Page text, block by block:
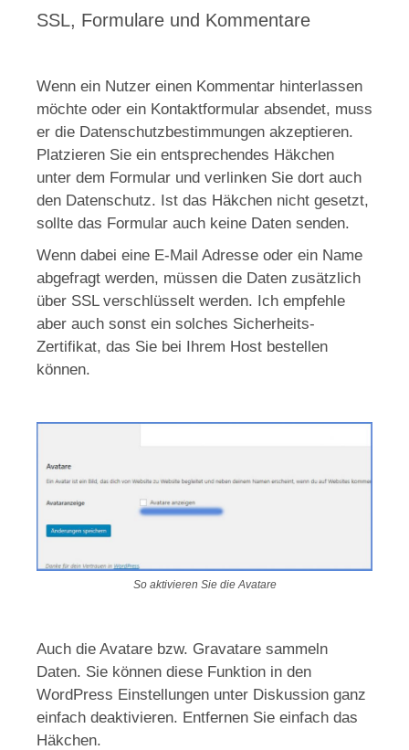
SSL, Formulare und Kommentare
Wenn ein Nutzer einen Kommentar hinterlassen
möchte oder ein Kontaktformular absendet, muss
er die Datenschutzbestimmungen akzeptieren.
Platzieren Sie ein entsprechendes Häkchen
unter dem Formular und verlinken Sie dort auch
den Datenschutz. Ist das Häkchen nicht gesetzt,
sollte das Formular auch keine Daten senden.
Wenn dabei eine E-Mail Adresse oder ein Name
abgefragt werden, müssen die Daten zusätzlich
über SSL verschlüsselt werden. Ich empfehle
aber auch sonst ein solches Sicherheits-
Zertifikat, das Sie bei Ihrem Host bestellen
können.
So aktivieren Sie die Avatare
Auch die Avatare bzw. Gravatare sammeln
Daten. Sie können diese Funktion in den
WordPress Einstellungen unter Diskussion ganz
einfach deaktivieren. Entfernen Sie einfach das
Häkchen.